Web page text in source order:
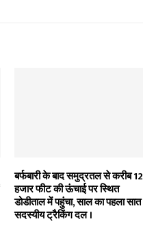
बर्फबारी के बाद समुद्रतल से करीब 12
हजार फीट की ऊंचाई पर स्थित
डोडीताल में पहुंचा, साल का पहला सात
सदस्यीय ट्रैकिंग दल ।